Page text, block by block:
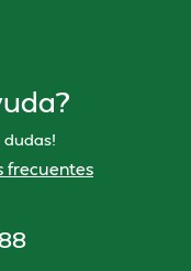
dudas!
frecuentes